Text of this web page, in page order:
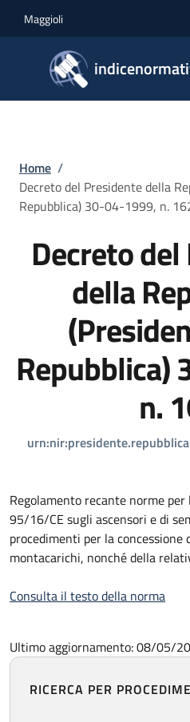
Maggioli
Briciole di pane
Home /
Decreto del Presidente della
Repubblica) 30-04-1999, n.
Decreto
della
Repubblica)
n.
Regolamento recante norme
95/16/CE sugli ascensori e di
procedimenti per la
montacarichi, nonché della
Consulta il testo della norma
Ultimo aggiornamento: 08/05/
RICERCA PER